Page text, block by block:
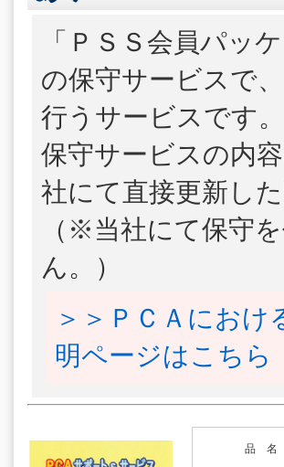
「ＰＳＳ会員パッ
の保守サービスで
行うサービスです。
保守サービスの内
社にて直接更新し
（※当社にて保守
ん。）
＞＞ＰＣＡにおけ
明ページはこちら
品 名